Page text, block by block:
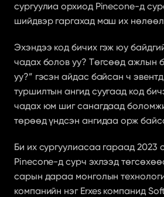
сургуулиа орхиод Pinecone-д
шийдвэр гаргахад маш их
Эхэндээ код бичих гэж юу
чадах болов уу? Төгсөөд ажлын
уу?” гэсэн айдас байсан ч
туршилтын ангид суугаад код
чадах юм шиг санагдаад
төрөөд үндсэн ангидаа орж
Би их сургуулиасаа гараад 2023
Pinecone-д сурч эхлээд
сарын дараа монголын
компанийн нэг Erxes компанид